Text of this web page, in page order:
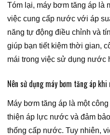
Tóm lại, máy bơm tăng áp là
việc cung cấp nước với áp
năng tự động điều chỉnh và
giúp bạn tiết kiệm thời gian,
mái trong việc sử dụng nước
Nên sử dụng máy bơm tăng áp khi
Máy bơm tăng áp là một
thiện áp lực nước và đảm
thống cấp nước. Tuy nhiên,